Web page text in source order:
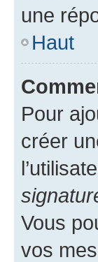
une
Haut
Pour
créer
Vous
vos